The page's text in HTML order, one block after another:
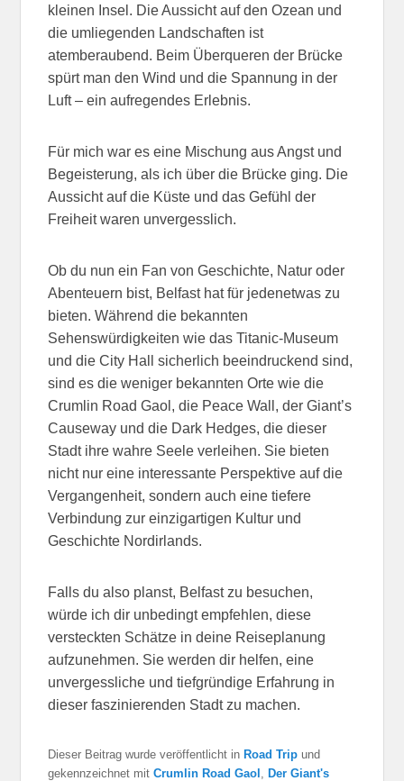
kleinen Insel. Die Aussicht auf den Ozean und
die umliegenden Landschaften ist
atemberaubend. Beim Überqueren der Brücke
spürt man den Wind und die Spannung in der
Luft – ein aufregendes Erlebnis.
Für mich war es eine Mischung aus Angst und
Begeisterung, als ich über die Brücke ging. Die
Aussicht auf die Küste und das Gefühl der
Freiheit waren unvergesslich.
Ob du nun ein Fan von Geschichte, Natur oder
Abenteuern bist, Belfast hat für jedenetwas zu
bieten. Während die bekannten
Sehenswürdigkeiten wie das Titanic-Museum
und die City Hall sicherlich beeindruckend sind,
sind es die weniger bekannten Orte wie die
Crumlin Road Gaol, die Peace Wall, der Giant’s
Causeway und die Dark Hedges, die dieser
Stadt ihre wahre Seele verleihen. Sie bieten
nicht nur eine interessante Perspektive auf die
Vergangenheit, sondern auch eine tiefere
Verbindung zur einzigartigen Kultur und
Geschichte Nordirlands.
Falls du also planst, Belfast zu besuchen,
würde ich dir unbedingt empfehlen, diese
versteckten Schätze in deine Reiseplanung
aufzunehmen. Sie werden dir helfen, eine
unvergessliche und tiefgründige Erfahrung in
dieser faszinierenden Stadt zu machen.
Dieser Beitrag wurde veröffentlicht inRoad Trip und
gekennzeichnet mitCrumlin Road Gaol ,Der Giant's